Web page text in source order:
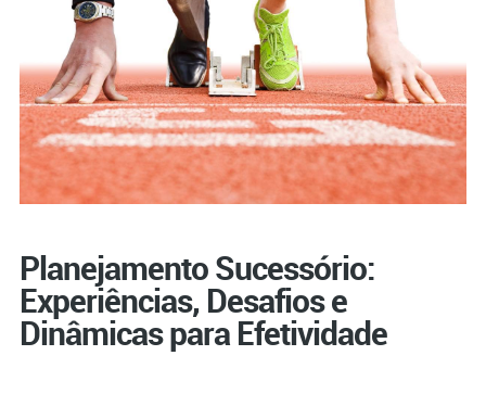
Planejamento Sucessório:
Experiências, Desafios e
Dinâmicas para Efetividade